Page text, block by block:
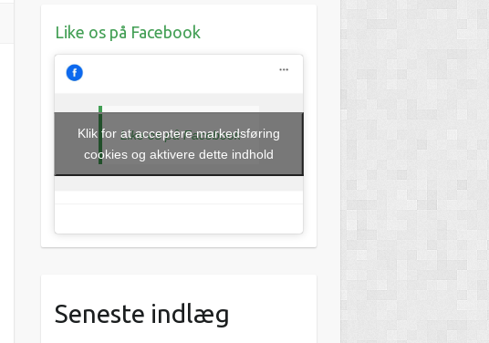
Like os på Facebook
Like os på Facebook
Klik for at acceptere markedsføring
cookies og aktivere dette indhold
Seneste indlæg